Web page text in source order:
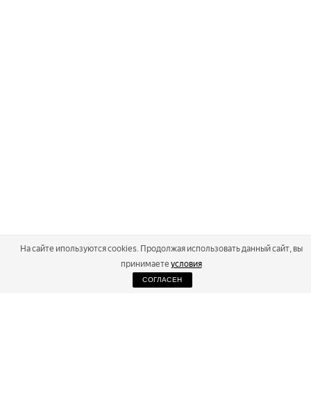
На сайте ипользуются cookies. Продолжая использовать данный сайт, вы
принимаете условия
СОГЛАСЕН